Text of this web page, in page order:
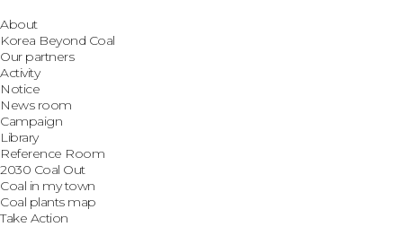
About
Korea Beyond Coal
Our partners
Activity
Notice
News room
Campaign
Library
Reference Room
2030 Coal Out
Coal in my town
Coal plants map
Take Action